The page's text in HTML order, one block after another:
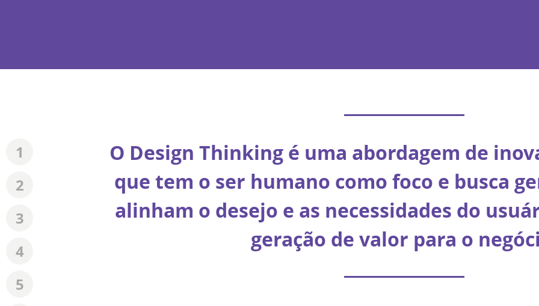
1
2
3
4
5
O Design Thinking é uma abordagem de
que tem o ser humano como foco e busca
alinham o desejo e as necessidades do
geração de valor para o